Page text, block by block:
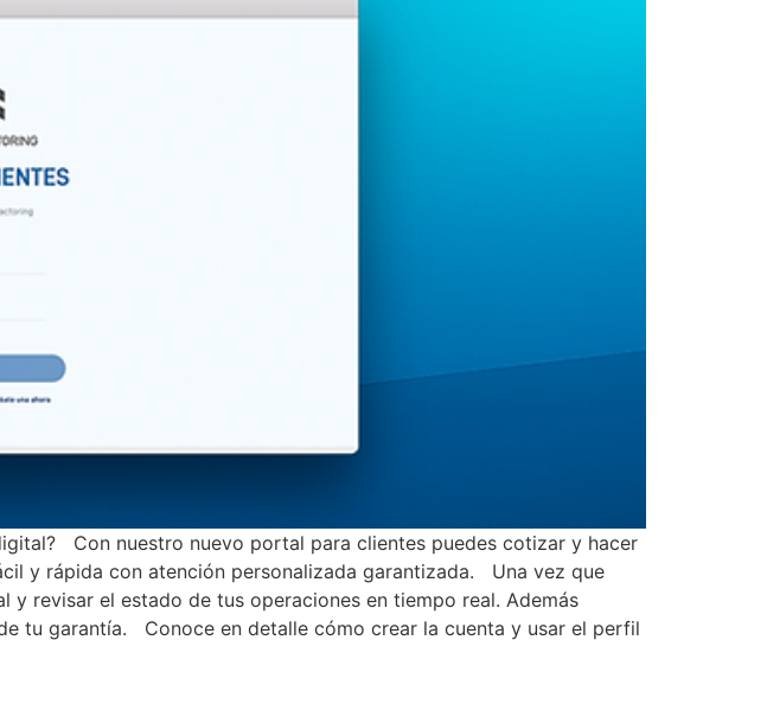
Con nuestro nuevo portal para clientes puedes cotizar y hacer
y rápida con atención personalizada garantizada. Una vez que
revisar el estado de tus operaciones en tiempo real. Además
tu garantía. Conoce en detalle cómo crear la cuenta y usar el perfil